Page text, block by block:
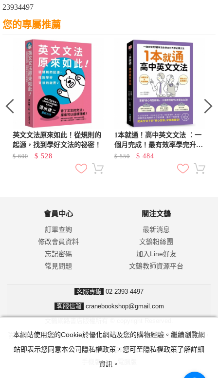
23934497
您的專屬推薦
英文文法原來如此！從規則的
起源，找到學好文法的祕密！
$600 $ 528
1本就通！高中英文文法 ：一
個月完成！最有效率學完升大
學必備文法（附音檔下載QR
$550 $ 484
會員中心
訂單查詢
修改會員資料
忘記密碼
常見問題
關注文鶴
最新消息
文鶴粉絲團
加入Line好友
文鶴教師資源平台
客服專線 02-2393-4497
客服信箱 cranebookshop@gmail.com
防詐騙！我們不會要求並指示您至ATM操作。ATM只有匯款及轉帳功能，
無法解除分期付款或訂單錯誤問題。隨時可撥打165反詐騙諮詢專線。
手機版 |
本網站使用您的Cookie於優化網站及您的購物經驗。繼續瀏覽網
站即表示您同意本公司隱私權政策，您可至隱私權政策了解詳細
資訊。